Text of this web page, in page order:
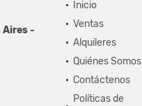
Aires -
Inicio
Ventas
Alquileres
Quiénes Somos
Contáctenos
Políticas de